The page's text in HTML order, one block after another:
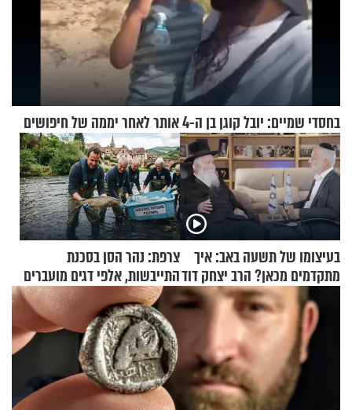
בחסדי שמיים: יובל קוגן בן ה-4 אותר לאחר יממה של חיפושים
בעיצומו של תשעה באב: איך
מתקדמים מכאן? הרב יצחק דוד
גרוסמן בשיחה מיוחדת
צרפת: נהר הסן בסכנת
התייבשות, אלפי דגים מועברים
במבצעי חילוץ